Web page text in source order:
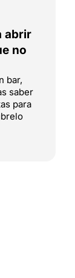
abrir
no
bar,
saber
para